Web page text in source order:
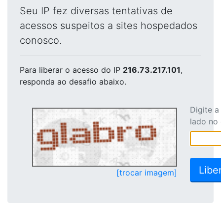
Seu IP fez diversas tentativas de
acessos suspeitos a sites hospedados
conosco.
Para liberar o acesso do IP 216.73.217.101,
responda ao desafio abaixo.
[trocar imagem]
Digite
lado no